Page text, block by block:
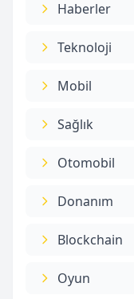
Haberler
Teknoloji
Mobil
Sağlık
Otomobil
Donanım
Blockchain
Oyun